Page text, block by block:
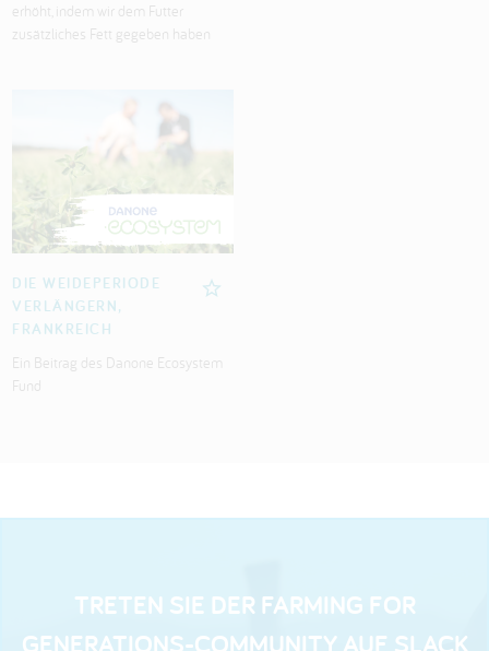
erhöht, indem wir dem Futter
zusätzliches Fett gegeben haben
DIE WEIDEPERIODE
VERLÄNGERN,
FRANKREICH
Ein Beitrag des Danone Ecosystem
Fund
TRETEN SIE DER FARMING FOR
GENERATIONS-COMMUNITY AUF SLACK